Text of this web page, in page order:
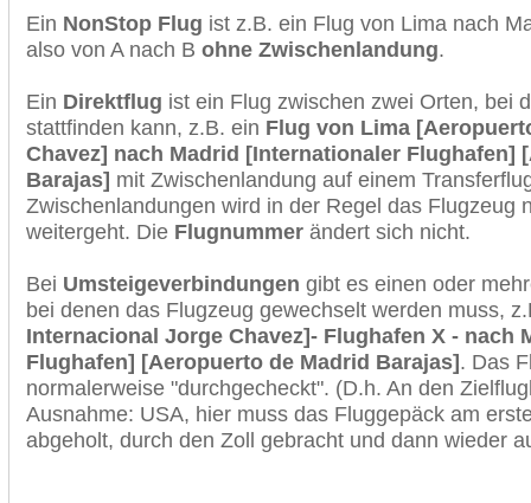
Ein NonStop Flug ist z.B. ein Flug von Lima nach
also von A nach B ohne Zwischenlandung.
Ein Direktflug ist ein Flug zwischen zwei Orten, bei
stattfinden kann, z.B. ein Flug von Lima
Chavez] nach Madrid [Internationaler Flughafen]
Barajas] mit Zwischenlandung auf einem
Zwischenlandungen wird in der Regel das Flugzeug
weitergeht. Die Flugnummer ändert sich nicht.
Bei Umsteigeverbindungen gibt es einen oder
bei denen das Flugzeug gewechselt werden muss,
Internacional Jorge Chavez]- Flughafen X - nach
Flughafen] [Aeropuerto de Madrid Barajas]. Das
normalerweise "durchgecheckt". (D.h. An den
Ausnahme: USA, hier muss das Fluggepäck am
abgeholt, durch den Zoll gebracht und dann wieder